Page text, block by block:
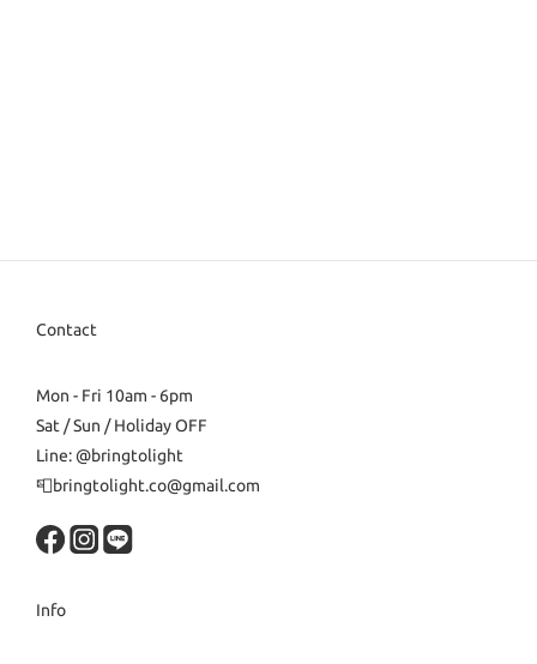
Contact
Mon - Fri 10am - 6pm
Sat / Sun / Holiday OFF
Line: @bringtolight
📮bringtolight.co@gmail.com
Info